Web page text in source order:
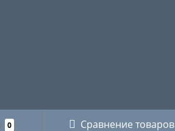
0 Сравнение товаров